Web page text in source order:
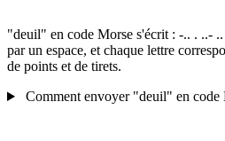
"deuil" en code Morse s'écrit : -.. . ..- ..
par un espace, et chaque lettre
de points et de tirets.
Comment envoyer "deuil" en code